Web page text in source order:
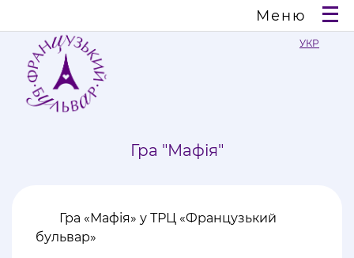
Меню
УКР
Гра "Мафія"
Гра «Мафія» у ТРЦ «Французький
бульвар»